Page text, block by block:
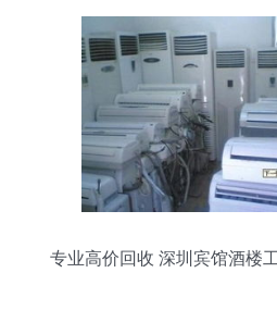
专业高价回收 深圳宾馆酒楼